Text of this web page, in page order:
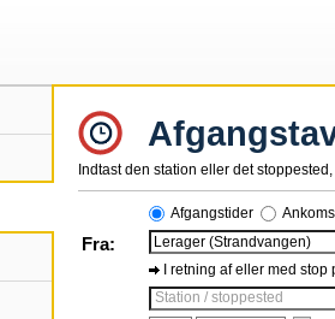
Indtast den station eller det
Afgangstider
Fra:
I retning af eller med stop
Station / stoppested